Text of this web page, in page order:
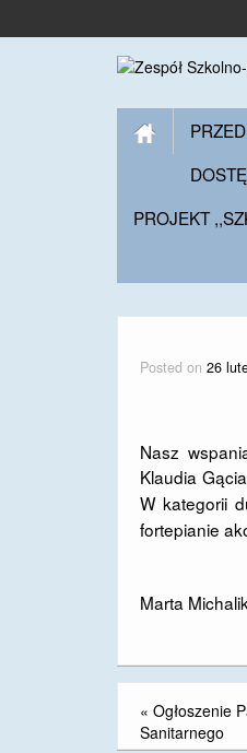
PROJEKT
Posted on 26
Nasz
Klaudia
W kategorii
fortepianie
Marta Michalik
« Ogłoszenie
Sanitarnego